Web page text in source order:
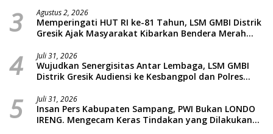
Massal dan Santunan Anak Yatim
3 Agustus 2, 2026
Memperingati HUT RI ke-81 Tahun, LSM GMBI Distrik
Gresik Ajak Masyarakat Kibarkan Bendera Merah
4 Juli 31, 2026
Wujudkan Senergisitas Antar Lembaga, LSM GMBI
Distrik Gresik Audiensi ke Kesbangpol dan Polres
Piatu
5 Juli 31, 2026
Insan Pers Kabupaten Sampang, PWI Bukan LONDO
IRENG. Mengecam Keras Tindakan yang Dilakukan